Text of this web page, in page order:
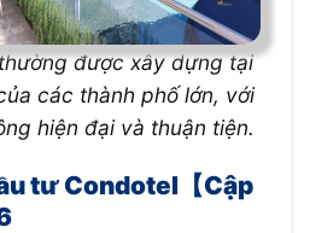
được xây dựng tại
các thành phố lớn, với
hiện đại và thuận tiện.
tư Condotel【Cập